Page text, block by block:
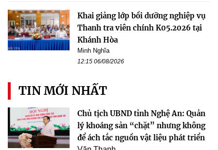
Khai giảng lớp bồi dưỡng nghiệp vụ
Thanh tra viên chính K05.2026 tại
Khánh Hòa
Minh Nghĩa
12:15 06/08/2026
TIN MỚI NHẤT
Chủ tịch UBND tỉnh Nghệ An: Quản
lý khoáng sản “chặt” nhưng không
để ách tắc nguồn vật liệu phát triển